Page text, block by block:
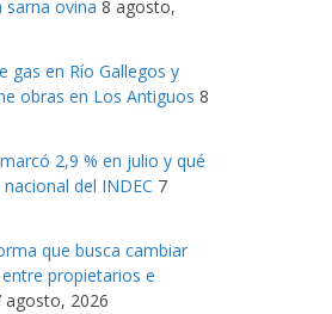
sarna ovina 8 agosto,
gas en Río Gallegos y
obras en Los Antiguos 8
2,9 % en julio y qué
del INDEC 7
que busca cambiar
propietarios e
agosto, 2026